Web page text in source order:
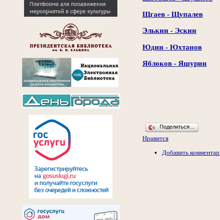
Щгаев - Щупалев
Элькин - Эскин
Юдин - Юхтанов
Яблоков - Яшурин
Поделиться…
Нравится
Добавить